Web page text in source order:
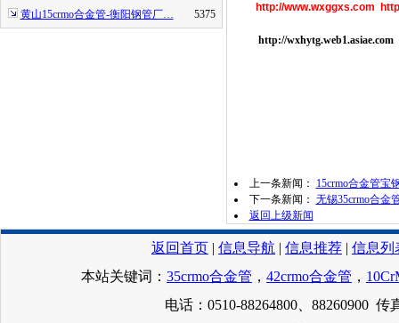
黄山15crmo合金管-衡阳钢管厂…
5375
http://www.wxggxs.com
http://wxhytg.web1.asiae.com
上一条新闻：
15crmo合金管宝
下一条新闻： 无锡35crmo合金
返回上级新闻
返回首页 | 信息导航 | 信息推荐 | 信息列
本站关键词： 35crmo合金管 ， 42crmo合金管 ，
电话：0510-88264800、88260900 传